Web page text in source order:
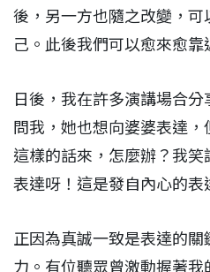
後，另一方也隨之改變，可
己。此後我們可以愈來愈靠
日後，我在許多演講場合
問我，她也想向婆婆表達
這樣的話來，怎麼辦？我
表達呀！這是發自內心的表
正因為真誠一致是表達的
力。有位聽眾曾激動握著我